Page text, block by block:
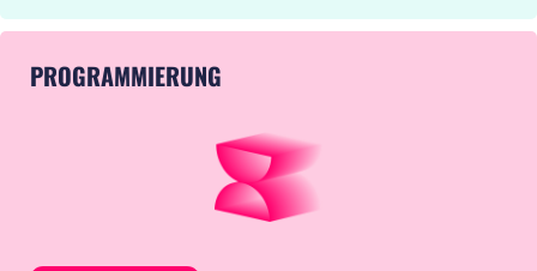
PROGRAMMIERUNG